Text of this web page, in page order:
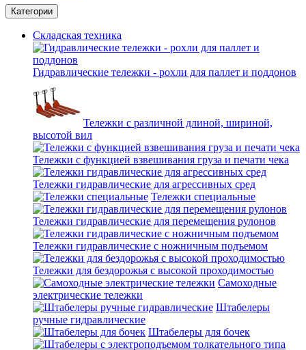
Категории
Складская техника
Гидравлические тележки - рохли для паллет и поддонов
Тележки с различной длиной, шириной,
высотой вил
Тележки с функцией взвешивания груза и печати чека
Тележки гидравлические для агрессивных сред
Тележки специальные
Тележки гидравлические для перемещения рулонов
Тележки гидравлические с ножничным подъемом
Тележки для бездорожья с высокой проходимостью
Самоходные
электрические тележки
Штабелеры
ручные гидравлические
Штабелеры для бочек